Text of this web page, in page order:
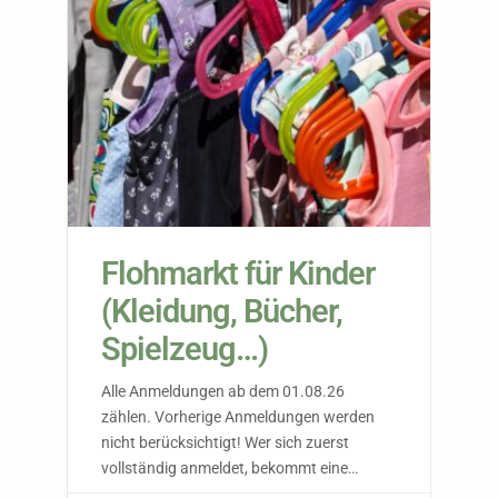
Flohmarkt für Kinder
(Kleidung, Bücher,
Spielzeug…)
Alle Anmeldungen ab dem 01.08.26
zählen. Vorherige Anmeldungen werden
nicht berücksichtigt! Wer sich zuerst
vollständig anmeldet, bekommt eine